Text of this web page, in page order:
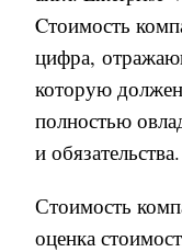
Cтоимость
цифра,
которую должен
полностью
и обязательства.
Стоимость
оценка